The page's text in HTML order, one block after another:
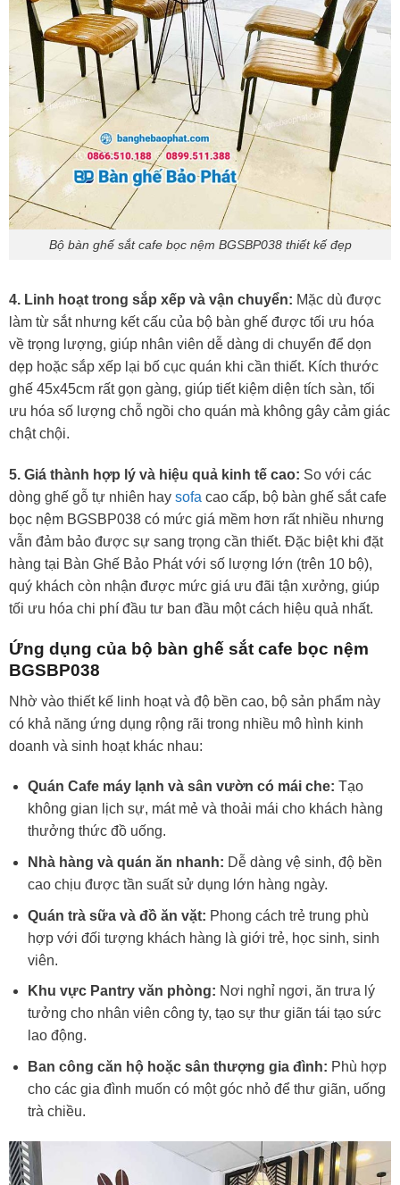
Bộ bàn ghế sắt cafe bọc nệm BGSBP038 thiết kế đẹp
4. Linh hoạt trong sắp xếp và vận chuyển: Mặc dù được
làm từ sắt nhưng kết cấu của bộ bàn ghế được tối ưu hóa
về trọng lượng, giúp nhân viên dễ dàng di chuyển để dọn
dẹp hoặc sắp xếp lại bố cục quán khi cần thiết. Kích thước
ghế 45x45cm rất gọn gàng, giúp tiết kiệm diện tích sàn, tối
ưu hóa số lượng chỗ ngồi cho quán mà không gây cảm giác
chật chội.
5. Giá thành hợp lý và hiệu quả kinh tế cao: So với các
dòng ghế gỗ tự nhiên hay sofa cao cấp, bộ bàn ghế sắt cafe
bọc nệm BGSBP038 có mức giá mềm hơn rất nhiều nhưng
vẫn đảm bảo được sự sang trọng cần thiết. Đặc biệt khi đặt
hàng tại Bàn Ghế Bảo Phát với số lượng lớn (trên 10 bộ),
quý khách còn nhận được mức giá ưu đãi tận xưởng, giúp
tối ưu hóa chi phí đầu tư ban đầu một cách hiệu quả nhất.
Ứng dụng của bộ bàn ghế sắt cafe bọc nệm
BGSBP038
Nhờ vào thiết kế linh hoạt và độ bền cao, bộ sản phẩm này
có khả năng ứng dụng rộng rãi trong nhiều mô hình kinh
doanh và sinh hoạt khác nhau:
Quán Cafe máy lạnh và sân vườn có mái che: Tạo
không gian lịch sự, mát mẻ và thoải mái cho khách hàng
thưởng thức đồ uống.
Nhà hàng và quán ăn nhanh: Dễ dàng vệ sinh, độ bền
cao chịu được tần suất sử dụng lớn hàng ngày.
Quán trà sữa và đồ ăn vặt: Phong cách trẻ trung phù
hợp với đối tượng khách hàng là giới trẻ, học sinh, sinh
viên.
Khu vực Pantry văn phòng: Nơi nghỉ ngơi, ăn trưa lý
tưởng cho nhân viên công ty, tạo sự thư giãn tái tạo sức
lao động.
Ban công căn hộ hoặc sân thượng gia đình: Phù hợp
cho các gia đình muốn có một góc nhỏ để thư giãn, uống
trà chiều.